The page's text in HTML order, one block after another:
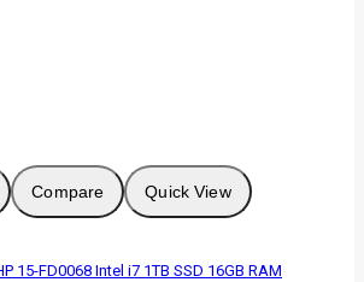
Compare Quick View
15-FD0068 Intel i7 1TB SSD 16GB RAM